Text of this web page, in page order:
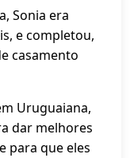
Sonia era
e completou,
casamento
Uruguaiana,
dar melhores
para que eles